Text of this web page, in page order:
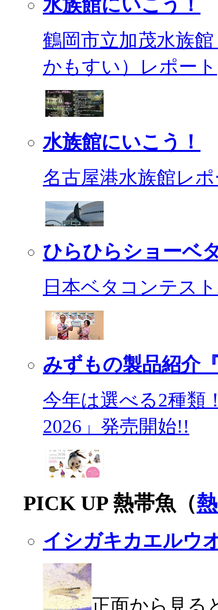
水族館にいこう！
鶴岡市立加茂水族
かもすい）レポート
水族館にいこう！
名古屋港水族館レ
ひらひらショーベ
日本ベタコンテス
みずもの製品紹介
今年は選べる2種類
2026」発売開始!!
PICK UP 熱帯魚（
イシガキカエルウ
正面から見る